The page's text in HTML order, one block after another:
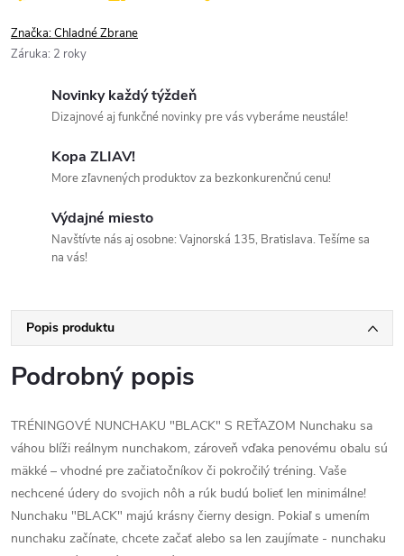
Značka:Chladné Zbrane
Záruka: 2 roky
Novinky každý týždeň
Dizajnové aj funkčné novinky pre vás vyberáme neustále!
Kopa ZLIAV!
More zľavnených produktov za bezkonkurenčnú cenu!
Výdajné miesto
Navštívte nás aj osobne: Vajnorská 135, Bratislava. Tešíme sa
na vás!
Popis produktu
Podrobný popis
TRÉNINGOVÉ NUNCHAKU "BLACK" S REŤAZOM Nunchaku sa
váhou blíži reálnym nunchakom, zároveň vďaka penovému obalu sú
mäkké – vhodné pre začiatočníkov či pokročilý tréning. Vaše
nechcené údery do svojich nôh a rúk budú bolieť len minimálne!
Nunchaku "BLACK" majú krásny čierny design. Pokiaľ s umením
nunchaku začínate, chcete začať alebo sa len zaujímate - nunchaku